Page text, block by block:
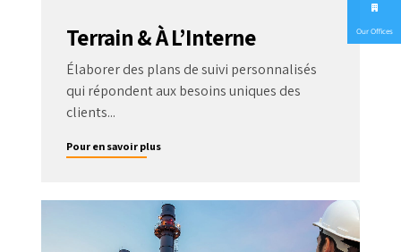
Terrain & À L’Interne
Élaborer des plans de suivi personnalisés
qui répondent aux besoins uniques des
clients...
Pour en savoir plus
Our Offices